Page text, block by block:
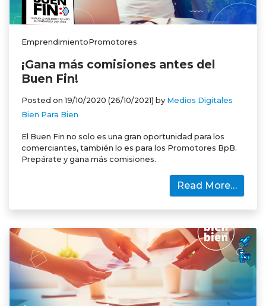
EmprendimientoPromotores
¡Gana más comisiones antes del
Buen Fin!
Posted on19/10/2020 (26/10/2021) by Medios Digitales
Bien Para Bien
El Buen Fin no solo es una gran oportunidad para los
comerciantes, también lo es para los Promotores BpB.
Prepárate y gana más comisiones.
Read More…